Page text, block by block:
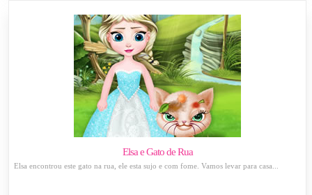
Elsa e Gato de Rua
Elsa encontrou este gato na rua, ele esta sujo e com fome. Vamos levar para casa...